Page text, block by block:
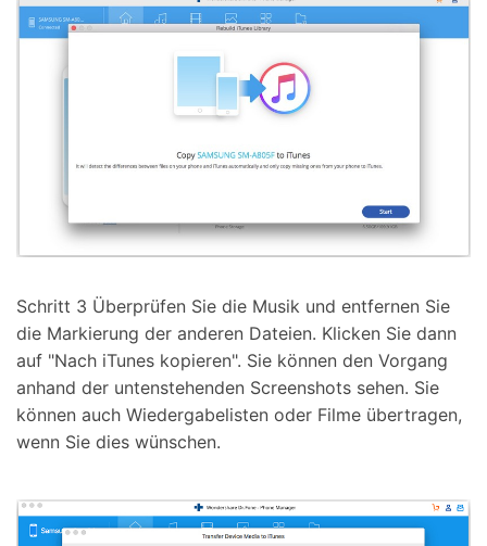
Schritt 3 Überprüfen Sie die Musik und entfernen Sie
die Markierung der anderen Dateien. Klicken Sie dann
auf "Nach iTunes kopieren". Sie können den Vorgang
anhand der untenstehenden Screenshots sehen. Sie
können auch Wiedergabelisten oder Filme übertragen,
wenn Sie dies wünschen.